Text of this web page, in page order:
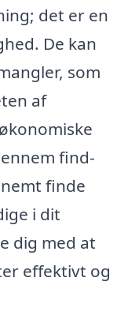
det er en
De kan
som
af
find-
finde
i dit
dig med at
effektivt og